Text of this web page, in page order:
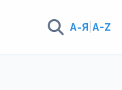
А-Я A-Z